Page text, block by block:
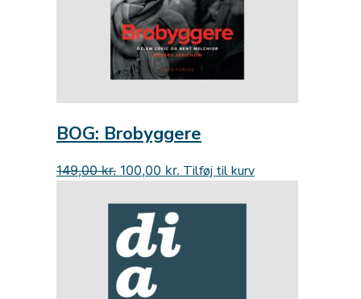
BOG: Brobyggere
149,00kr. Den
pris
var:
149,00 kr..
100,00 kr. Den
pris
100,00 kr..
Tilføj til kurv